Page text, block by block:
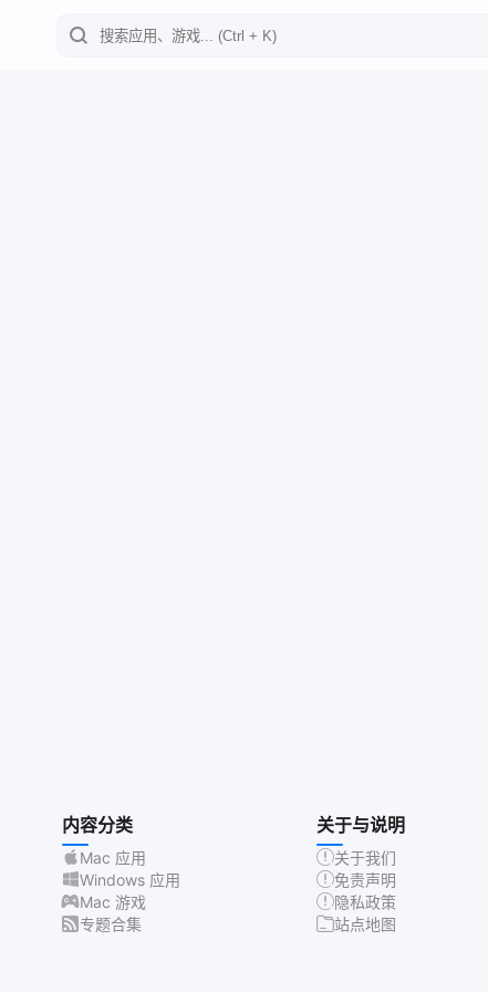
内容分类
Mac 应用
Windows 应用
Mac 游戏
专题合集
关于与说明
关于我们
免责声明
隐私政策
站点地图